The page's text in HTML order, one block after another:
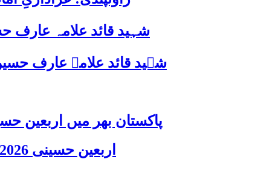
شہید قائد علامہ عارف
شہید قائد علامہ عارف حسین الحسینیؒ کی 38ویں برسی پر قائد ملت جعفریہ
پاکستان بھر میں اربعین حسینی 2026 عقیدت، اتحاد اور جوش و جذبے کے ساتھ منایا گیا، لاکھوں عزادار
اربعین حسینی 2026: عزاداری فکر حسینی کی ترویج کا ذریعہ ہے، قائد ملت جعفریہ آیت اللہ سید ساجد علی نقوی